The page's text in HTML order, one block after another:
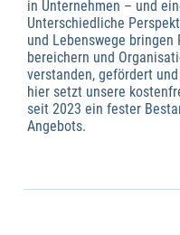
in Unternehmen – und
Unterschiedliche
und Lebenswege bringen
bereichern und
verstanden, gefördert
hier setzt unsere
seit 2023 ein fester
Angebots.